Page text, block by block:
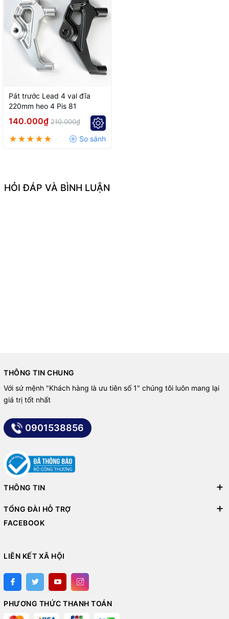
Pát trước Lead 4 val đĩa
220mm heo 4 Pis 81
140.000₫ 210.000₫
HỎI ĐÁP VÀ BÌNH LUẬN
THÔNG TIN CHUNG
Với sứ mệnh "Khách hàng là ưu tiên số 1" chúng tôi luôn mang lại
giá trị tốt nhất
0901538856
THÔNG TIN
TỔNG ĐÀI HỖ TRỢ
FACEBOOK
LIÊN KẾT XÃ HỘI
PHƯƠNG THỨC THANH TOÁN